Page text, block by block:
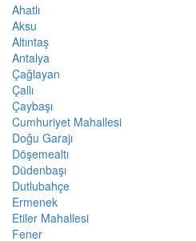
Ahatlı
Aksu
Altıntaş
Antalya
Çağlayan
Çallı
Çaybaşı
Cumhuriyet Mahallesi
Doğu Garajı
Döşemealtı
Düdenbaşı
Dutlubahçe
Ermenek
Etiler Mahallesi
Fener